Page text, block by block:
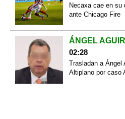
Necaxa cae en su
ante Chicago Fire
ÁNGEL
02:28
Trasladan a Ángel
Altiplano por caso